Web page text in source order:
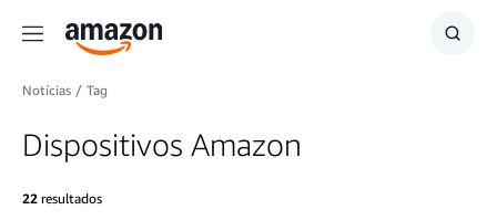
Menu
Notícias / Tag
Dispositivos Amazon
22 resultados